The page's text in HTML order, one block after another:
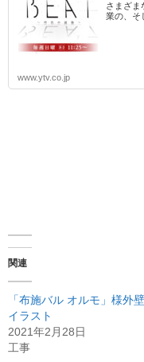
さまざま
業の、そ
www.ytv.co.jp
関連
「布施バル オルモ」様外
イラスト
2021年2月28日
工事